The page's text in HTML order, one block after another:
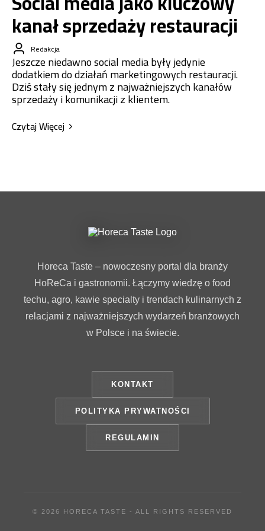
kanał sprzedaży restauracji
Redakcja
Jeszcze niedawno social media były jedynie
dodatkiem do działań marketingowych restauracji.
Dziś stały się jednym z najważniejszych kanałów
sprzedaży i komunikacji z klientem.
Czytaj Więcej
Horeca Taste – nowoczesny portal dla branży
HoReCa i gastronomii. Łączymy wiedzę o food
techu, agro, kawie specialty i trendach kulinarnych z
relacjami z najważniejszych wydarzeń branżowych
w Polsce i na świecie.
KONTAKT
POLITYKA PRYWATNOŚCI
REGULAMIN
© 2026 HORECA TASTE - ALL RIGHTS RESERVED